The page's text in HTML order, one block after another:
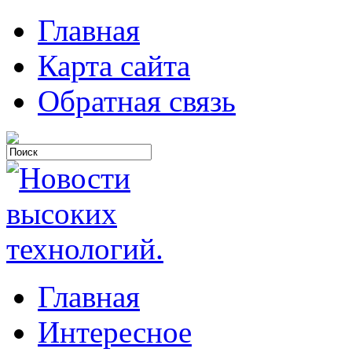
Главная
Карта сайта
Обратная связь
Главная
Интересное